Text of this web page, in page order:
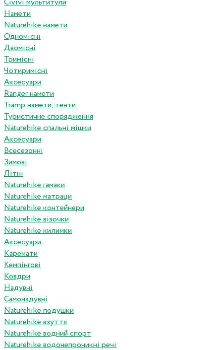
Civivi мультитули
Намети
Naturehike намети
Одномісні
Двомісні
Тримісні
Чотиримісні
Аксесуари
Ranger намети
Tramp намети, тенти
Туристичне спорядження
Naturehike спальні мішки
Аксесуари
Всесезонні
Зимові
Літні
Naturehike гамаки
Naturehike матраци
Naturehike контейнери
Naturehike візочки
Naturehike килимки
Аксесуари
Каремати
Кемпінгові
Ковдри
Надувні
Самонадувні
Naturehike подушки
Naturehike взуття
Naturehike водний спорт
Naturehike водонепроникні речі